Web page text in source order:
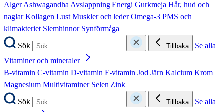
AlgerAshwagandhaAvslappning Energi Gurkmeja Hår, hud och
naglarKollagen LustMuskler och lederOmega-3 PMS och
klimakteriet Slemhinnor Synförmåga
Sök
Tillbaka
Se alla
Vitaminer och mineraler
B-vitamin C-vitamin D-vitamin E-vitamin Jod Järn Kalcium Krom
Magnesium Multivitaminer Selen Zink
Sök
Tillbaka
Se alla